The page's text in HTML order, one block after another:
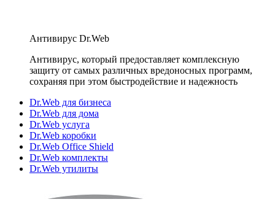
Антивирус Dr.Web
Антивирус, который предоставляет комплексную
защиту от самых различных вредоносных программ,
сохраняя при этом быстродействие и надежность
Dr.Web для бизнеса
Dr.Web для дома
Dr.Web услуга
Dr.Web коробки
Dr.Web Office Shield
Dr.Web комплекты
Dr.Web утилиты